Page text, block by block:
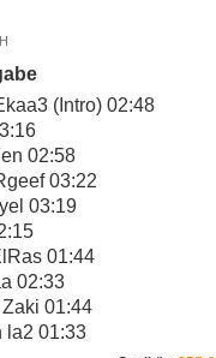
(Intro) 02:48
02:58
03:22
03:19
01:44
02:33
01:44
la2 01:33